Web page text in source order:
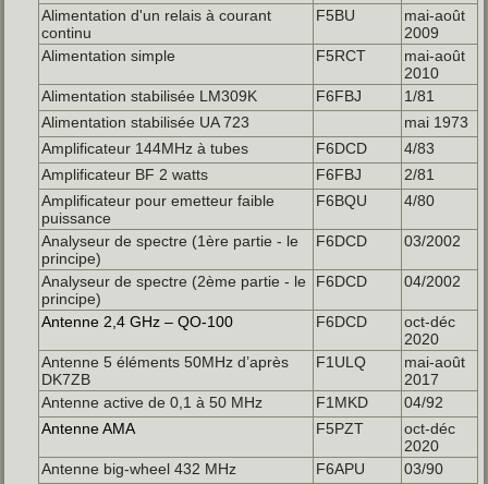
Alimentation d'un relais à courant
continu
F5BU
mai-août
2009
Alimentation simple
F5RCT
mai-août
2010
Alimentation stabilisée LM309K
F6FBJ
1/81
Alimentation stabilisée UA 723
mai 1973
Amplificateur 144MHz à tubes
F6DCD
4/83
Amplificateur BF 2 watts
F6FBJ
2/81
Amplificateur pour emetteur faible
puissance
F6BQU 4/80
Analyseur de spectre (1ère partie - le
principe)
F6DCD 03/2002
Analyseur de spectre (2ème partie - le
principe)
F6DCD 04/2002
Antenne 2,4 GHz – QO-100 F6DCD
oct-déc
2020
Antenne 5 éléments 50MHz d’après
DK7ZB
F1ULQ
mai-août
2017
Antenne active de 0,1 à 50 MHz
F1MKD
04/92
Antenne AMA
F5PZT
oct-déc
2020
Antenne big-wheel 432 MHz
F6APU
03/90